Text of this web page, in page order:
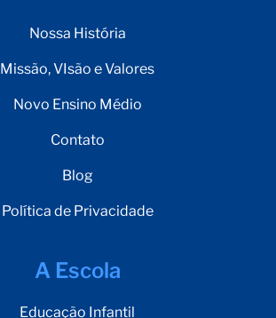
Nossa História
Missão, VIsão e Valores
Novo Ensino Médio
Contato
Blog
Política de Privacidade
A Escola
Educação Infantil